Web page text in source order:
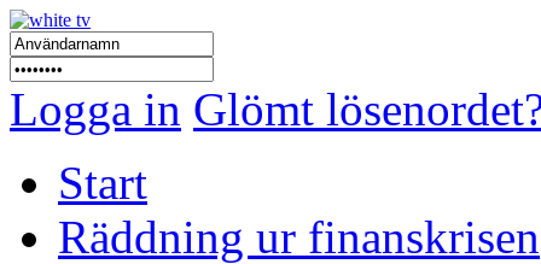
Logga in Glömt
Start
Räddning ur finanskrisen